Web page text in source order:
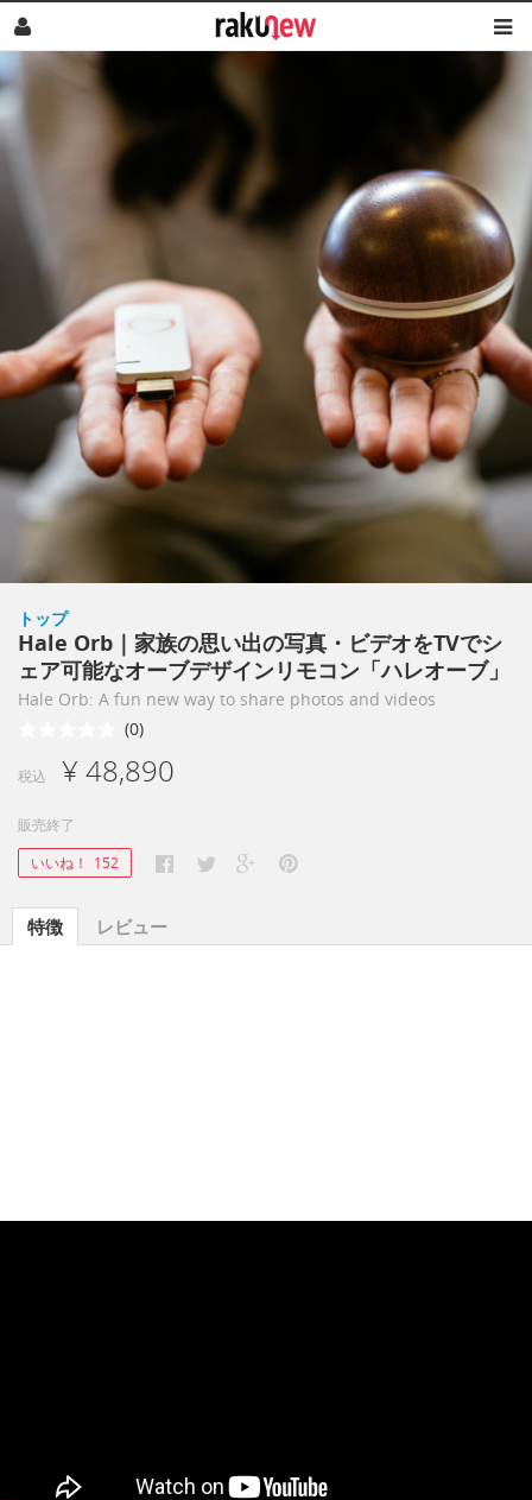
トップ
Hale Orb｜家族の思い出の写真・ビデオをTVでシ
ェア可能なオーブデザインリモコン「ハレオーブ」
Hale Orb: A fun new way to share photos and videos
(0)
税込 ¥ 48,890
販売終了
いいね！
152
特徴 レビュー